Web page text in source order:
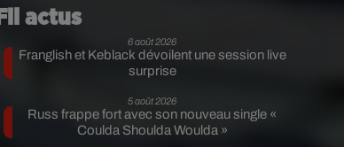
Fil actus
6 août 2026
Franglish et Keblack dévoilent une session live
surprise
5 août 2026
Russ frappe fort avec son nouveau single «
Coulda Shoulda Woulda »